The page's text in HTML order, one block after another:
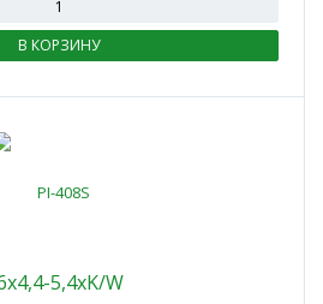
В КОРЗИНУ
5,4xK/W